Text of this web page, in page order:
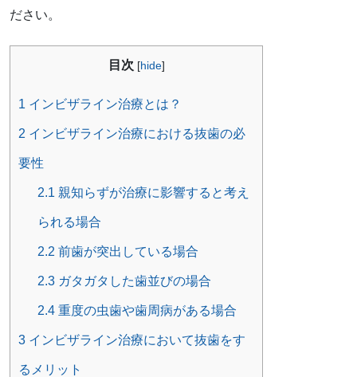
ださい。
目次 [hide]
1 インビザライン治療とは？
2 インビザライン治療における抜歯の必
要性
2.1 親知らずが治療に影響すると考え
られる場合
2.2 前歯が突出している場合
2.3 ガタガタした歯並びの場合
2.4 重度の虫歯や歯周病がある場合
3 インビザライン治療において抜歯をす
るメリット